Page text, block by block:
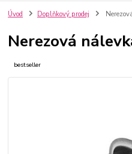
Úvod Doplňkový prodej
Nerezová
bestseller